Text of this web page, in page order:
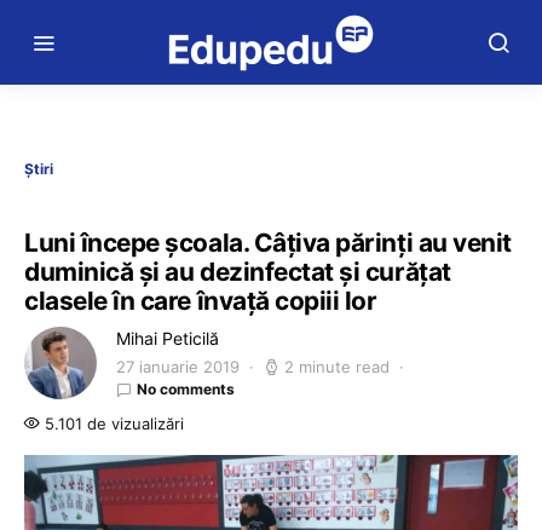
Știri
Luni începe şcoala. Câţiva părinţi au venit
duminică şi au dezinfectat şi curăţat
clasele în care învaţă copiii lor
Mihai Peticilă
27 ianuarie 2019 2 minute read
No comments
5.101 de vizualizări